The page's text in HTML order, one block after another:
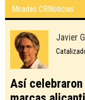
Miradas CBNoticias
Javier
Así